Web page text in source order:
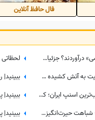
فال حافظ آنلاین
علی ضیا و امیرحسین قیاسی سر از دادگاه «آقای قاضی» درآوردند؟ جزئیات پرونده‌ای که اینترنت را ترکاند!
آشیانه جنگنده‌ها و انبارهای تجهیزات آمریکایی در کویت به آتش کشیده شد؛ بخشی از انتقام حمله به قشم تیک خورد!
کشف گنجینه‌ای از عتیقه‌جات نفیس در سفر با عجیب‌ترین اسنپ ایران؛ کلکسیونی که همه را شگفت‌زده کرد
ببینید| این روحانی عراقی فقط شربت تعارف نمی‌کرد؛ شباهت حیرت‌انگیزش به رهبر شهید انقلاب همه را در این موکب متوقف کرد